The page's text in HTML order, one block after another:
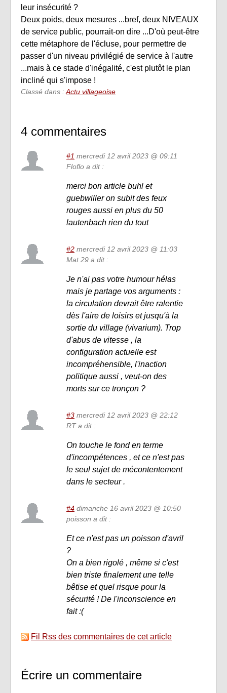
leur insécurité ?
Deux poids, deux mesures ...bref, deux NIVEAUX
de service public, pourrait-on dire ...D'où peut-être
cette métaphore de l'écluse, pour permettre de
passer d'un niveau privilégié de service à l'autre
...mais à ce stade d'inégalité, c'est plutôt le plan
incliné qui s'impose !
Classé dans :Actu villageoise
4 commentaires
#1 mercredi 12 avril 2023 @ 09:11
Floflo a dit :
merci bon article buhl et
guebwiller on subit des feux
rouges aussi en plus du 50
lautenbach rien du tout
#2 mercredi 12 avril 2023 @ 11:03
Mat 29 a dit :
Je n'ai pas votre humour hélas
mais je partage vos arguments :
la circulation devrait être ralentie
dès l'aire de loisirs et jusqu'à la
sortie du village (vivarium). Trop
d'abus de vitesse , la
configuration actuelle est
incompréhensible, l'inaction
politique aussi , veut-on des
morts sur ce tronçon ?
#3 mercredi 12 avril 2023 @ 22:12
RT a dit :
On touche le fond en terme
d'incompétences , et ce n'est pas
le seul sujet de mécontentement
dans le secteur .
#4 dimanche 16 avril 2023 @ 10:50
poisson a dit :
Et ce n'est pas un poisson d'avril
?
On a bien rigolé , même si c'est
bien triste finalement une telle
bêtise et quel risque pour la
sécurité ! De l'inconscience en
fait :(
Fil Rss des commentaires de cet article
Écrire un commentaire